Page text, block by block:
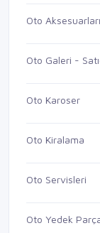
Oto Aksesuarları
Oto Galeri -
Oto Karoser
Oto Kiralama
Oto Servisleri
Oto Yedek